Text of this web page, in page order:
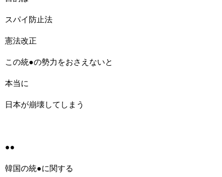
スパイ防止法
憲法改正
この統●の勢力をおさえないと
本当に
日本が崩壊してしまう
●●
韓国の統●に関する